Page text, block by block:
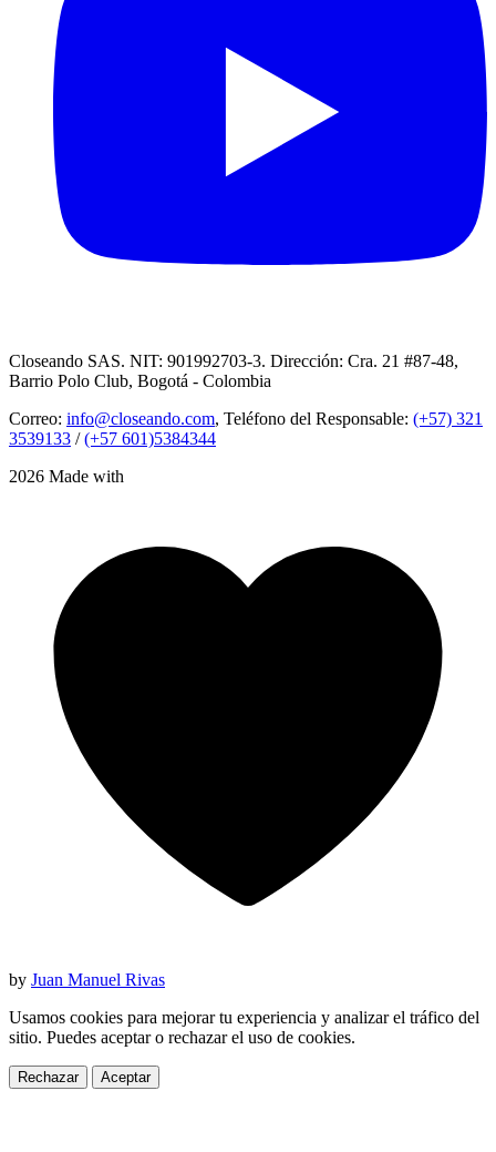
Closeando SAS. NIT: 901992703-3. Dirección: Cra. 21 #87-48,
Barrio Polo Club, Bogotá - Colombia
Correo: info@closeando.com, Teléfono del Responsable: (+57) 321
3539133 /(+57 601)5384344
2026 Made with
by Juan Manuel Rivas
Usamos cookies para mejorar tu experiencia y analizar el tráfico del
sitio. Puedes aceptar o rechazar el uso de cookies.
Rechazar Aceptar